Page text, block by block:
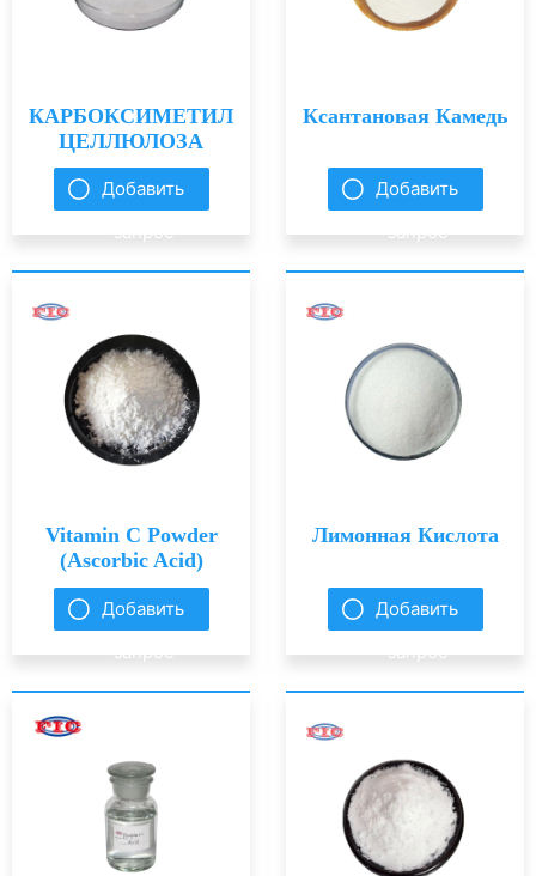
КАРБОКСИМЕТИЛ
ЦЕЛЛЮЛОЗА
Добавить
запрос
Ксантановая Камедь
Добавить
запрос
Vitamin C Powder
(Ascorbic Acid)
Добавить
запрос
Лимонная Кислота
Добавить
запрос